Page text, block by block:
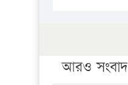
আরও সংবাদ